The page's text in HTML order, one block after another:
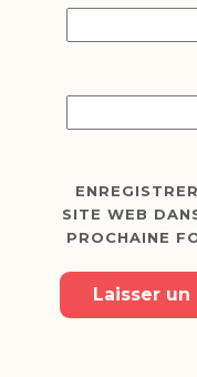
SITE WEB
PROCHAINE
Laisser